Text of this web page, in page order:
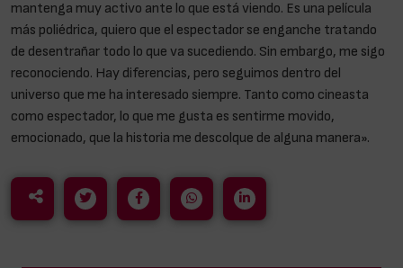
mantenga muy activo ante lo que está viendo. Es una película
más poliédrica, quiero que el espectador se enganche tratando
de desentrañar todo lo que va sucediendo. Sin embargo, me sigo
reconociendo. Hay diferencias, pero seguimos dentro del
universo que me ha interesado siempre. Tanto como cineasta
como espectador, lo que me gusta es sentirme movido,
emocionado, que la historia me descolque de alguna manera».